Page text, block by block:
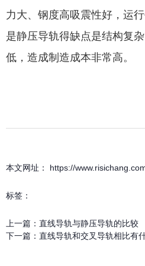
力大、钢度高吸震性好，运
是静压导轨得缺点是结构复
低，造成制造成本非常高。
本文网址： https://
标签：
上一篇： 直线导轨与静压导轨的比较
下一篇： 直线导轨和交叉导轨相比有